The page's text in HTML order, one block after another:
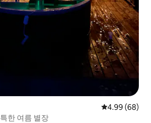
평점 4.99점(5
4.99 (68)
한 여름 별장